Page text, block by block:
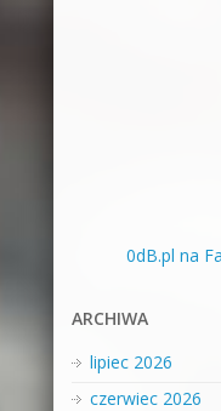
0dB.pl na
ARCHIWA
lipiec 2026
czerwiec 2026